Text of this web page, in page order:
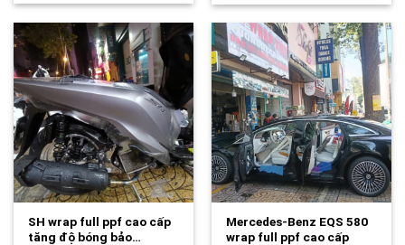
SH wrap full ppf cao cấp
tăng độ bóng bảo…
Mercedes-Benz EQS 580
wrap full ppf cao cấp